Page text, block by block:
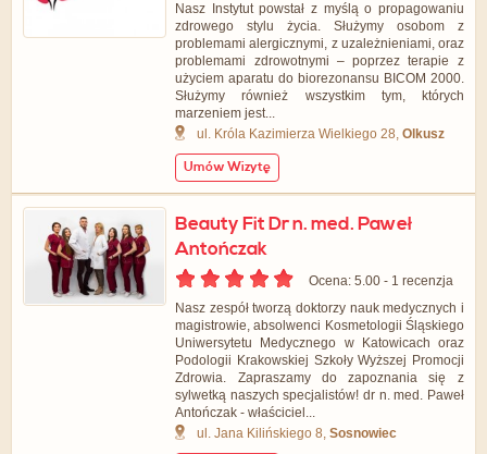
Nasz Instytut powstał z myślą o propagowaniu
zdrowego stylu życia. Służymy osobom z
problemami alergicznymi, z uzależnieniami, oraz
problemami zdrowotnymi – poprzez terapie z
użyciem aparatu do biorezonansu BICOM 2000.
Służymy również wszystkim tym, których
marzeniem jest...
ul. Króla Kazimierza Wielkiego 28,Olkusz
Umów Wizytę
Beauty Fit Dr n. med. Paweł
Antończak
Ocena: 5.00 - ‎1 recenzja
Nasz zespół tworzą doktorzy nauk medycznych i
magistrowie, absolwenci Kosmetologii Śląskiego
Uniwersytetu Medycznego w Katowicach oraz
Podologii Krakowskiej Szkoły Wyższej Promocji
Zdrowia. Zapraszamy do zapoznania się z
sylwetką naszych specjalistów! dr n. med. Paweł
Antończak - właściciel...
ul. Jana Kilińskiego 8,Sosnowiec